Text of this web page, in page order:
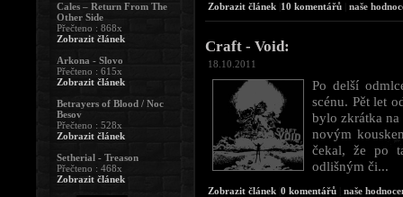
Zobrazit článek 10 komentářů naše
Craft - Void:
18.10.2011
Po delší
scénu. Pět let
bylo zkrátka na
novým
čekal, že po
odlišným či...
Zobrazit článek 0 komentářů naše
Cales – Return From The
Other Side
Přečteno : 868x
Zobrazit článek
Arkona - Slovo
Přečteno : 615x
Zobrazit článek
Betrayers of Blood / Noc
Besov
Přečteno : 528x
Zobrazit článek
Setherial - Treason
Přečteno : 468x
Zobrazit článek